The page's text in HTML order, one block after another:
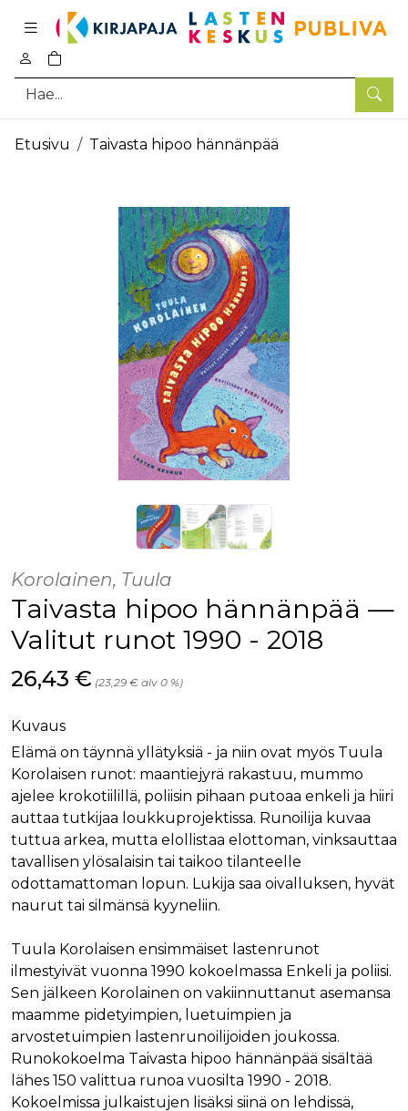
Hae
0
tuotetta ostoskorissa
Pääsisältö
Etusivu Taivasta hipoo hännänpää
Korolainen, Tuula
Taivasta hipoo hännänpää —
Valitut runot 1990 - 2018
Hinta nyt
26,43 € (23,29 € alv 0 %)
Kuvaus
Elämä on täynnä yllätyksiä - ja niin ovat myös Tuula
Korolaisen runot: maantiejyrä rakastuu, mummo
ajelee krokotiilillä, poliisin pihaan putoaa enkeli ja hiiri
auttaa tutkijaa loukkuprojektissa. Runoilija kuvaa
tuttua arkea, mutta elollistaa elottoman, vinksauttaa
tavallisen ylösalaisin tai taikoo tilanteelle
odottamattoman lopun. Lukija saa oivalluksen, hyvät
naurut tai silmänsä kyyneliin.
Tuula Korolaisen ensimmäiset lastenrunot
ilmestyivät vuonna 1990 kokoelmassa Enkeli ja poliisi.
Sen jälkeen Korolainen on vakiinnuttanut asemansa
maamme pidetyimpien, luetuimpien ja
arvostetuimpien lastenrunoilijoiden joukossa.
Runokokoelma Taivasta hipoo hännänpää sisältää
lähes 150 valittua runoa vuosilta 1990 - 2018.
Kokoelmissa julkaistujen lisäksi siinä on lehdissä,